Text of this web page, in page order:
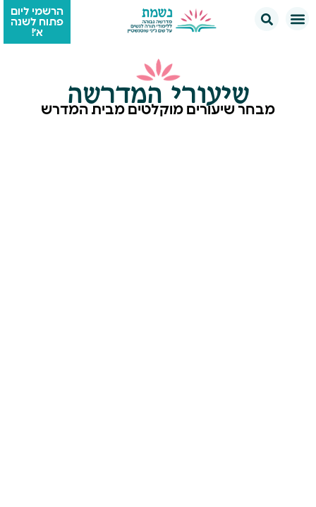
הרשמי ליום
פתוח לשנה
א׳!
שיעורי המדרשה
מבחר שיעורים מוקלטים מבית המדרש